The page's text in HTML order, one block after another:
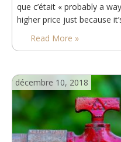
que c’était « probably a
higher price just because
Read More »
décembre 10, 2018